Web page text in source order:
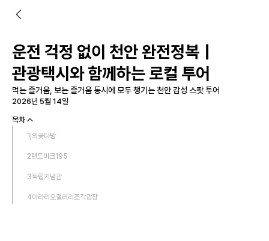
운전 걱정 없이 천안 완전정복｜
관광택시와 함께하는 로컬 투어
먹는 즐거움, 보는 즐거움 동시에 모두 챙기는 천안 감성 스팟 투어
2026년 5월 14일
목차
1 j의꽃다방
2랜드마크195
3독립기념관
4아라리오갤러리조각광장